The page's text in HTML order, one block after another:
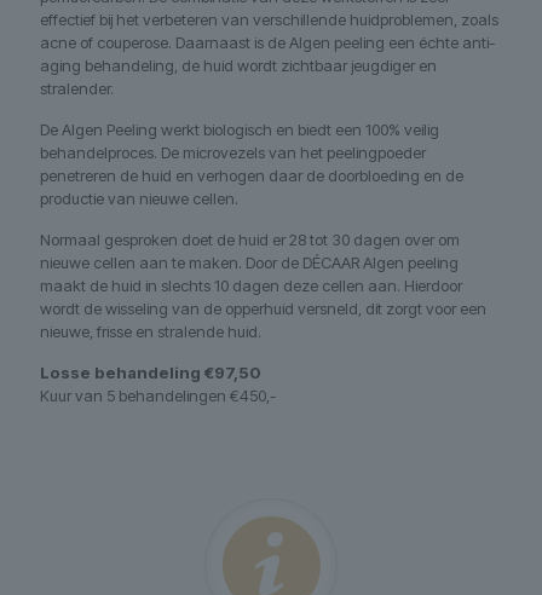
effectief bij het verbeteren van verschillende huidproblemen, zoals
acne of couperose. Daarnaast is de Algen peeling een échte anti-
aging behandeling, de huid wordt zichtbaar jeugdiger en
stralender.
De Algen Peeling werkt biologisch en biedt een 100% veilig
behandelproces. De microvezels van het peelingpoeder
penetreren de huid en verhogen daar de doorbloeding en de
productie van nieuwe cellen.
Normaal gesproken doet de huid er 28 tot 30 dagen over om
nieuwe cellen aan te maken. Door de DÉCAAR Algen peeling
maakt de huid in slechts 10 dagen deze cellen aan. Hierdoor
wordt de wisseling van de opperhuid versneld, dit zorgt voor een
nieuwe, frisse en stralende huid.
Losse behandeling €97,50
Kuur van 5 behandelingen €450,-